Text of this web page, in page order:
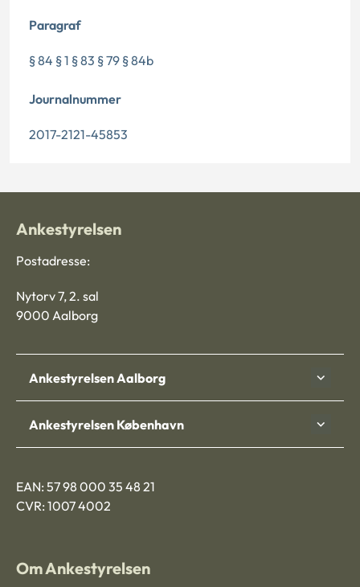
Paragraf
§ 84 § 1 § 83 § 79 § 84b
Journalnummer
2017-2121-45853
Ankestyrelsen
Postadresse:
Nytorv 7, 2. sal
9000 Aalborg
Ankestyrelsen Aalborg
Ankestyrelsen København
EAN: 57 98 000 35 48 21
CVR: 1007 4002
Om Ankestyrelsen